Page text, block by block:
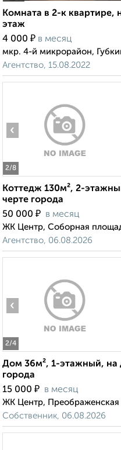
Комната в 2-к квартире,
этаж
4 000 ₽ в месяц
мкр. 4-й микрорайон,
Агентство, 15.08.2022
2/8
‹
Коттедж 130м², 2-
черте города
50 000 ₽ в месяц
ЖК Центр, Соборная
Агентство, 06.08.2026
2/4
‹
Дом 36м², 1-этажный, на
города
15 000 ₽ в месяц
ЖК Центр, Преображенская
Собственник, 06.08.2026